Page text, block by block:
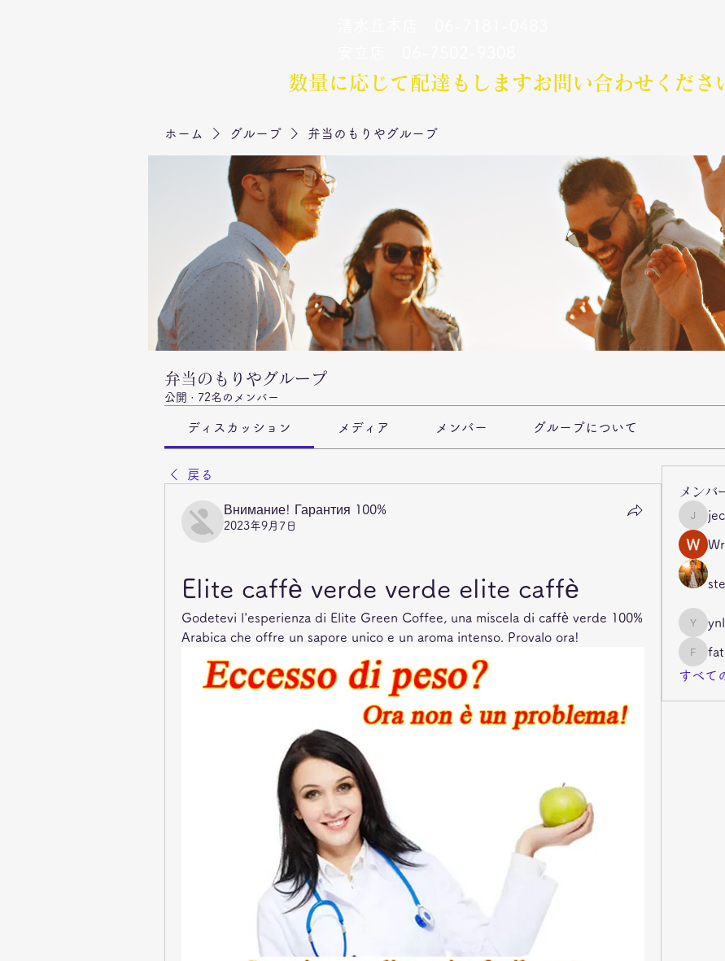
数量に応じて配達もします​お問い合わせくださ
ホーム グループ 弁当のもりやグループ
弁当のもりやグループ
公開 · 72名のメンバー
ディスカッション メディア メンバー グループについて
戻る
Внимание! Гарантия 100%
2023年9月7日
Elite caffè verde verde elite caffè
Godetevi l'esperienza di Elite Green Coffee, una miscela di caffè verde 100%
Arabica che offre un sapore unico e un aroma intenso. Provalo ora!
メンバ
fatima
すべて